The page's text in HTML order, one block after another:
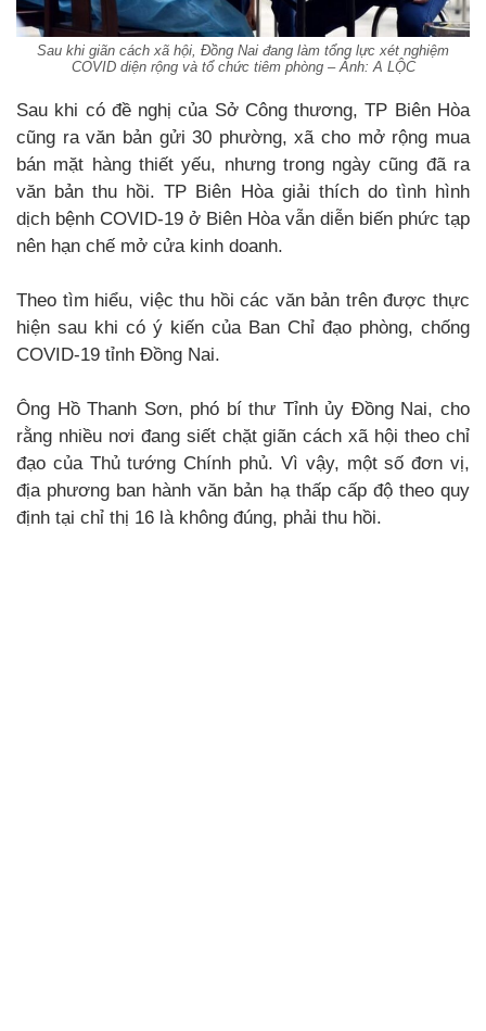
Sau khi giãn cách xã hội, Đồng Nai đang làm tổng lực xét nghiệm
COVID diện rộng và tổ chức tiêm phòng – Ảnh: A LỘC
Sau khi có đề nghị của Sở Công thương, TP Biên Hòa
cũng ra văn bản gửi 30 phường, xã cho mở rộng mua
bán mặt hàng thiết yếu, nhưng trong ngày cũng đã ra
văn bản thu hồi. TP Biên Hòa giải thích do tình hình
dịch bệnh COVID-19 ở Biên Hòa vẫn diễn biến phức tạp
nên hạn chế mở cửa kinh doanh.
Theo tìm hiểu, việc thu hồi các văn bản trên được thực
hiện sau khi có ý kiến của Ban Chỉ đạo phòng, chống
COVID-19 tỉnh Đồng Nai.
Ông Hồ Thanh Sơn, phó bí thư Tỉnh ủy Đồng Nai, cho
rằng nhiều nơi đang siết chặt giãn cách xã hội theo chỉ
đạo của Thủ tướng Chính phủ. Vì vậy, một số đơn vị,
địa phương ban hành văn bản hạ thấp cấp độ theo quy
định tại chỉ thị 16 là không đúng, phải thu hồi.